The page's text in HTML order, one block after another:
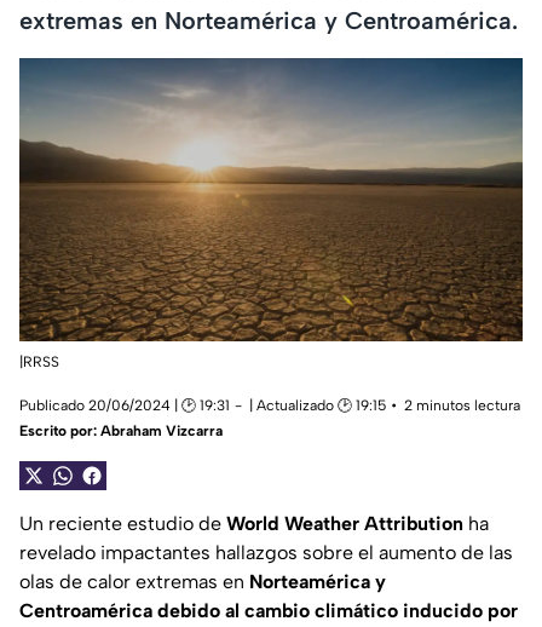
extremas en Norteamérica y Centroamérica.
|RRSS
Publicado 20/06/2024 | 🕑 19:31 | Actualizado 🕑 19:15
2 minutos lectura
Escrito por: Abraham Vizcarra
Un reciente estudio de World Weather Attribution ha
revelado impactantes hallazgos sobre el aumento de las
olas de calor extremas en Norteamérica y
Centroamérica debido al cambio climático inducido por